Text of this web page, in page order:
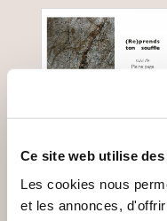
Ce site web utilise
Les cookies nous
et les annonces,